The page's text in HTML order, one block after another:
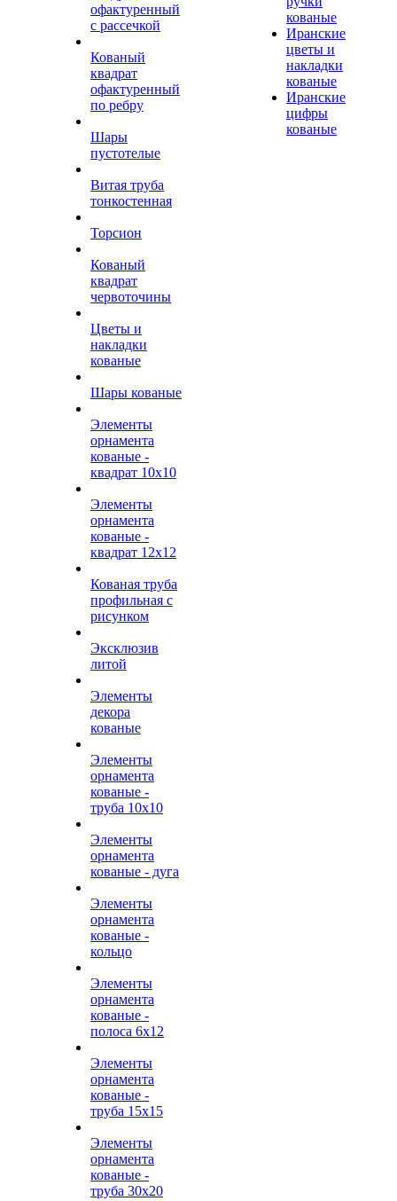
офактуренный
с рассечкой
Кованый
квадрат
офактуренный
по ребру
Шары
пустотелые
Витая труба
тонкостенная
Торсион
Кованый
квадрат
червоточины
Цветы и
накладки
кованые
Шары кованые
Элементы
орнамента
кованые -
квадрат 10х10
Элементы
орнамента
кованые -
квадрат 12х12
Кованая труба
профильная с
рисунком
Эксклюзив
литой
Элементы
декора
кованые
Элементы
орнамента
кованые -
труба 10х10
Элементы
орнамента
кованые - дуга
Элементы
орнамента
кованые -
кольцо
Элементы
орнамента
кованые -
полоса 6х12
Элементы
орнамента
кованые -
труба 15х15
Элементы
орнамента
кованые -
труба 30х20
кованые
Иранские
цветы и
накладки
кованые
Иранские
цифры
кованые